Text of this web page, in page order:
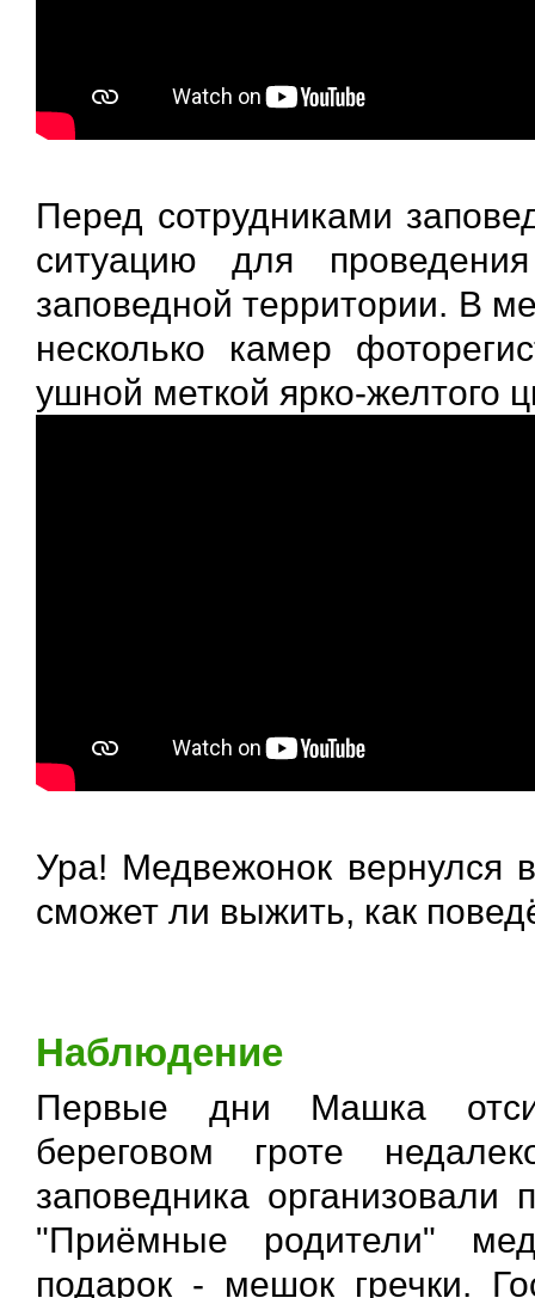
Перед сотрудниками
ситуацию для
заповедной территории. В
несколько камер
ушной меткой ярко-желтого
Ура! Медвежонок вернулся
сможет ли выжить, как
Наблюдение
Первые дни Машка
береговом гроте
заповедника
"Приёмные родители"
подарок - мешок гречки.